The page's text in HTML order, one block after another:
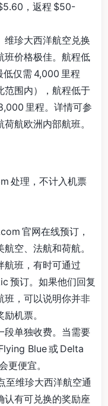
，返程 $50-
维珍大西洋航空兑换
班价格极佳。航程低
低仅需 4,000 里程
范围内），航程低于
里程。详情可参
航欧洲内部航班。
处理，不计入机票
官网在线预订，
空、法航和荷航。
航班，有时可通过
预订。如果他们回复
班，可以说明你并非
机票。
段单独收费。当需要
Blue 或 Delta
更便宜。
至维珍大西洋航空通
认有可兑换的奖励座